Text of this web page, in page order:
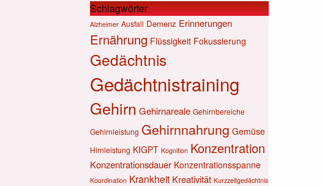
Schlagwörter
Alzheimer Ausfall Demenz Erinnerungen
Ernährung Flüssigkeit Fokussierung
Gedächtnis
Gedächtnistraining
Gehirn Gehirnareale Gehirnbereiche
Gehirnleistung Gehirnnahrung Gemüse
Hirnleistung KIGPT Kognition Konzentration
Konzentrationsdauer Konzentrationsspanne
Koordination Krankheit Kreativität Kurzzeitgedächtnis